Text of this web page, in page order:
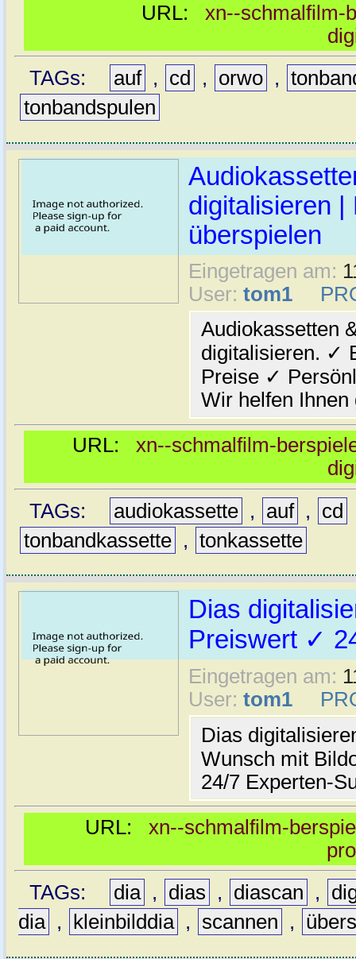
URL: xn--schmalfilm-
TAGs:
auf , cd , orwo ,
tonbandspulen
digitalisieren |
überspielen
Eingetragen am:
User: tom1
Audiokassetten
digitalisieren. ✓
Preise ✓
Wir helfen Ihnen
URL: xn--schmalfilm-
TAGs:
audiokassette , auf , cd
tonbandkassette , tonkassette
Dias
Preiswert ✓
Eingetragen am:
User: tom1
Dias
Wunsch mit
24/7 Experten-
URL: xn--schmalfilm-
TAGs:
dia , dias , diascan ,
dia , kleinbilddia , scannen ,